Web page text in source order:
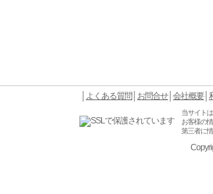
よくある質問 お問合せ│ 会社概要│
当サイト
お客様の
第三者に